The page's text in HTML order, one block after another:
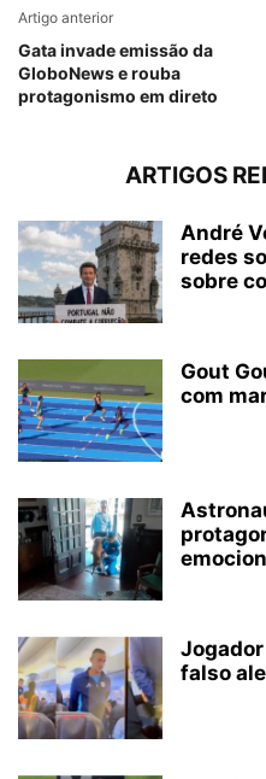
Artigo anterior
Gata invade emissão da
GloboNews e rouba
protagonismo em direto
ARTIGOS
André
redes
sobre
Gout
com
falso